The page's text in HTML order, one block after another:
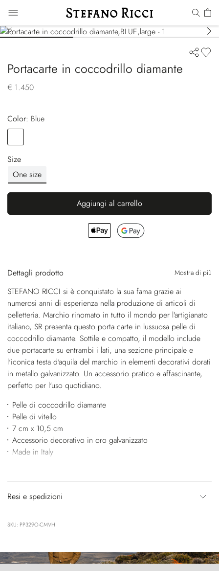
Portacarte in coccodrillo diamante
€ 1.450
Color:
blue
Size
One size
Aggiungi al carrello
Dettagli prodotto Mostra di più
STEFANO RICCI si è conquistato la sua fama grazie ai
numerosi anni di esperienza nella produzione di articoli di
pelletteria. Marchio rinomato in tutto il mondo per l'artigianato
italiano, SR presenta questo porta carte in lussuosa pelle di
coccodrillo diamante. Sottile e compatto, il modello include
due portacarte su entrambi i lati, una sezione principale e
l'iconica testa d'aquila del marchio in elementi decorativi dorati
in metallo galvanizzato. Un accessorio pratico e affascinante,
perfetto per l'uso quotidiano.
Pelle di coccodrillo diamante
Pelle di vitello
7 cm x 10,5 cm
Accessorio decorativo in oro galvanizzato
Made in Italy
Resi e spedizioni
SKU: PP329O-CMVH